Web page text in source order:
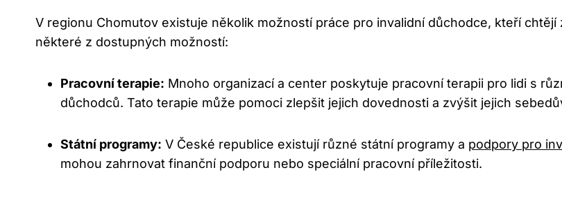
V regionu Chomutov existuje několik možností práce pro invalidní důchodce, kteří
některé z dostupných možností:
Pracovní terapie: Mnoho organizací a center poskytuje pracovní terapii pro lidi s
důchodců. Tato terapie může pomoci zlepšit jejich dovednosti a zvýšit jejich
Státní programy: V České republice existují různé státní programy a podpory pro
mohou zahrnovat finanční podporu nebo speciální pracovní příležitosti.